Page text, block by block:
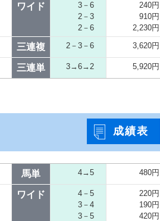
ワイド
3－6
2－3
2－6
240円
910円
2,230円
三連複 2－3－6 3,620円
三連単 3→6→2 5,920円
成績表
馬単 4→5 480円
ワイド
4－5
3－4
3－5
220円
190円
420円